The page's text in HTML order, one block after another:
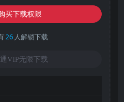
买下载权限
26 人解锁下载
VIP无限下载